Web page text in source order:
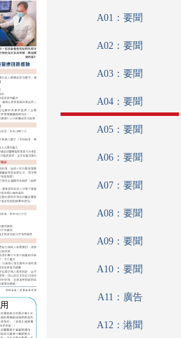
A01：要聞
A02：要聞
A03：要聞
A04：要聞
A05：要聞
A06：要聞
A07：要聞
A08：要聞
A09：要聞
A10：要聞
A11：廣告
A12：港聞